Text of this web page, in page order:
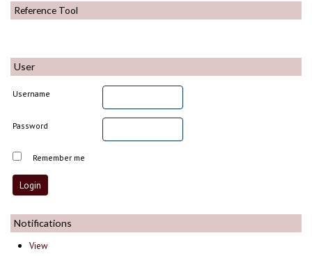
Reference Tool
User
Username
Password
Remember me
Notifications
View